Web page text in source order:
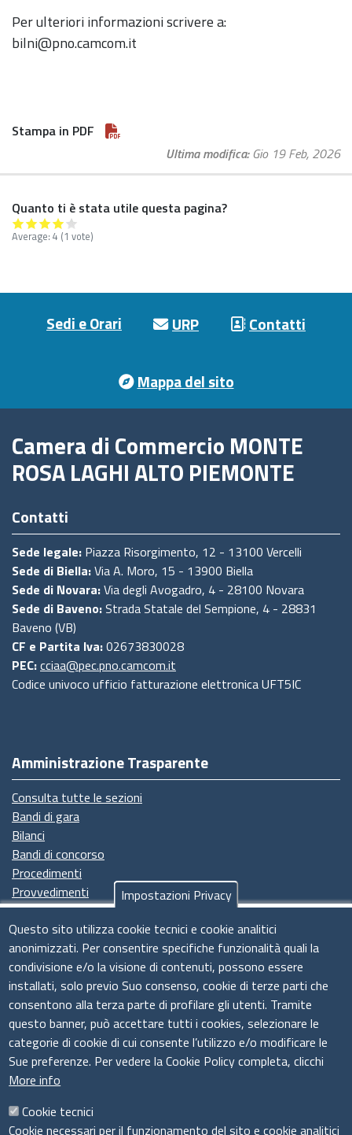
Per ulteriori informazioni scrivere a:
bilni@pno.camcom.it
Stampa in PDF
Ultima modifica Gio 19 Feb, 2026
Quanto ti è stata utile questa pagina?
Average: 4 (1 vote)
Sedi e Orari URP Contatti
Mappa del sito
Camera di Commercio MONTE
ROSA LAGHI ALTO PIEMONTE
Contatti
Sede legale: Piazza Risorgimento, 12 - 13100 Vercelli
Sede di Biella:Via A. Moro, 15 - 13900 Biella
Sede di Novara:Via degli Avogadro, 4 - 28100 Novara
Sede di Baveno:Strada Statale del Sempione, 4 - 28831
Baveno (VB)
CF e Partita Iva:02673830028
PEC:cciaa@pec.pno.camcom.it
Codice univoco ufficio fatturazione elettronica UFT5IC
Amministrazione Trasparente
Consulta tutte le sezioni
Bandi di gara
Bilanci
Bandi di concorso
Procedimenti
Provvedimenti
Seguici su
Il sistema camerale
Impostazioni Privacy
Questo sito utilizza cookie tecnici e cookie analitici
anonimizzati. Per consentire specifiche funzionalità quali la
condivisione e/o la visione di contenuti, possono essere
installati, solo previo Suo consenso, cookie di terze parti che
consentono alla terza parte di profilare gli utenti. Tramite
questo banner, può accettare tutti i cookies, selezionare le
categorie di cookie di cui consente l’utilizzo e/o modificare le
Sue preferenze. Per vedere la Cookie Policy completa, clicchi
More info
Cookie tecnici
Cookie necessari per il funzionamento del sito e cookie analitici